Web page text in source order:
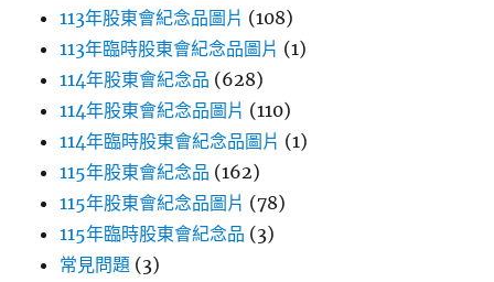
113年股東會紀念品圖片 (108)
113年臨時股東會紀念品圖片 (1)
114年股東會紀念品 (628)
114年股東會紀念品圖片 (110)
114年臨時股東會紀念品圖片 (1)
115年股東會紀念品 (162)
115年股東會紀念品圖片 (78)
115年臨時股東會紀念品 (3)
常見問題 (3)